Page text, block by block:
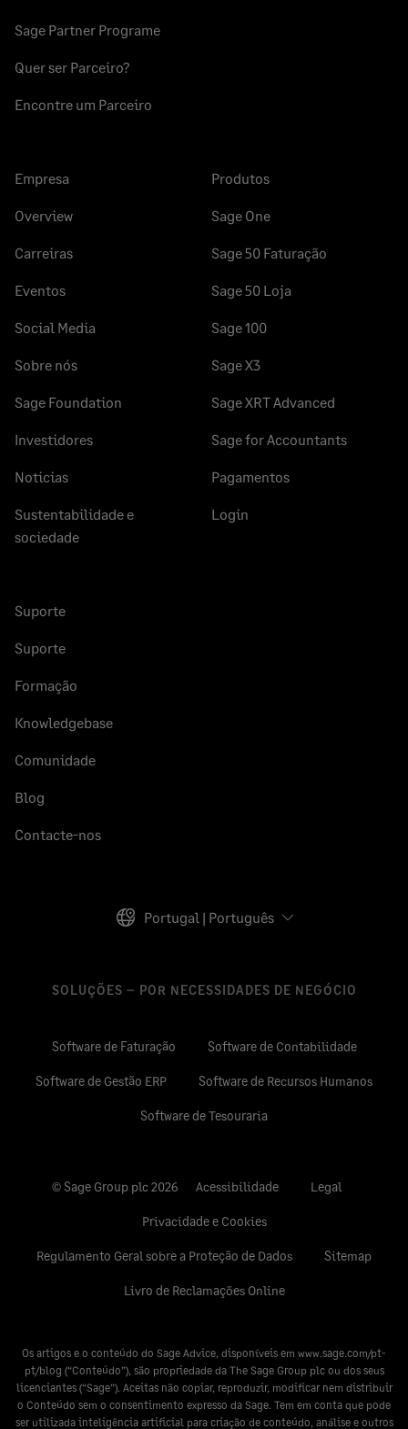
Sage Partner Programe
Quer ser Parceiro?
Encontre um Parceiro
Empresa
Overview
Carreiras
Eventos
Social Media
Sobre nós
Sage Foundation
Investidores
Noticias
Sustentabilidade e
sociedade
Produtos
Sage One
Sage 50 Faturação
Sage 50 Loja
Sage 100
Sage X3
Sage XRT Advanced
Sage for Accountants
Pagamentos
Login
Suporte
Suporte
Formação
Knowledgebase
Comunidade
Blog
Contacte-nos
Portugal | Português
SOLUÇÕES – POR NECESSIDADES DE NEGÓCIO
Software de Faturação Software de Contabilidade
Software de Gestão ERP Software de Recursos Humanos
Software de Tesouraria
© Sage Group plc 2026 Acessibilidade Legal
Privacidade e Cookies
Regulamento Geral sobre a Proteção de Dados Sitemap
Livro de Reclamações Online
Os artigos e o conteúdo do Sage Advice, disponíveis em www.sage.com/pt-
pt/blog (“Conteúdo”), são propriedade da The Sage Group plc ou dos seus
licenciantes (“Sage”). Aceitas não copiar, reproduzir, modificar nem distribuir
o Conteúdo sem o consentimento expresso da Sage. Tem em conta que pode
ser utilizada inteligência artificial para criação de conteúdo, análise e outros